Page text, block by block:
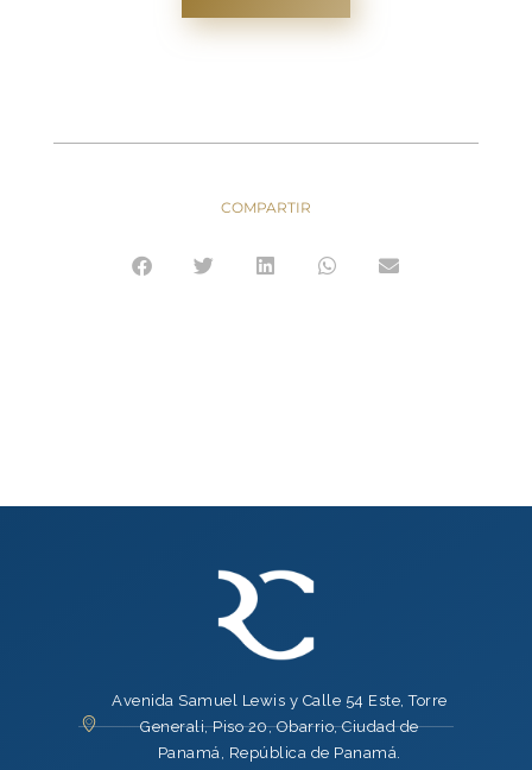
COMPARTIR
Avenida Samuel Lewis y Calle 54 Este, Torre
Generali, Piso 20, Obarrio, Ciudad de
Panamá, República de Panamá.